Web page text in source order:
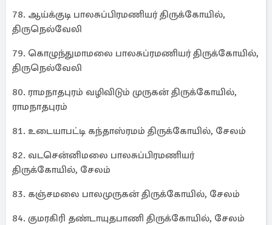
78. ஆய்க்குடி பாலசுப்பிரமணியர் திருக்கோயில்,
திருநெல்வேலி
79. கொழுந்துமாமலை பாலசுப்ரமணியர் திருக்கோயில்,
திருநெல்வேலி
80. ராமநாதபுரம் வழிவிடும் முருகன் திருக்கோயில்,
ராமநாதபுரம்
81. உடையாபட்டி கந்தாஸ்ரமம் திருக்கோயில், சேலம்
82. வடசென்னிமலை பாலசுப்பிரமணியர்
திருக்கோயில், சேலம்
83. கஞ்சமலை பாலமுருகன் திருக்கோயில், சேலம்
84. குமரகிரி தண்டாயுதபாணி திருக்கோயில், சேலம்